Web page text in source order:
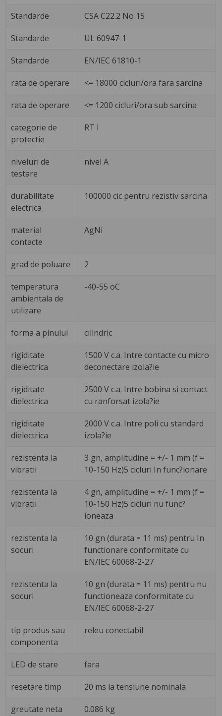
Standarde CSA C22.2 No 15
Standarde UL 60947-1
Standarde EN/IEC 61810-1
rata de operare <= 18000 cicluri/ora fara sarcina
rata de operare <= 1200 cicluri/ora sub sarcina
categorie de
protectie
RT I
niveluri de
testare
nivel A
durabilitate
electrica
100000 cic pentru rezistiv sarcina
material
contacte
AgNi
grad de poluare 2
temperatura
ambientala de
utilizare
-40-55 oC
forma a pinului cilindric
rigiditate
dielectrica
1500 V c.a. Intre contacte cu micro
deconectare izola?ie
rigiditate
dielectrica
2500 V c.a. Intre bobina si contact
cu ranforsat izola?ie
rigiditate
dielectrica
2000 V c.a. Intre poli cu standard
izola?ie
rezistenta la
vibratii
3 gn, amplitudine = +/- 1 mm (f =
10-150 Hz)5 cicluri In func?ionare
rezistenta la
vibratii
4 gn, amplitudine = +/- 1 mm (f =
10-150 Hz)5 cicluri nu func?
ioneaza
rezistenta la
socuri
10 gn (durata = 11 ms) pentru In
functionare conformitate cu
EN/IEC 60068-2-27
rezistenta la
socuri
10 gn (durata = 11 ms) pentru nu
functioneaza conformitate cu
EN/IEC 60068-2-27
tip produs sau
componenta
releu conectabil
LED de stare fara
resetare timp 20 ms la tensiune nominala
greutate neta 0.086 kg